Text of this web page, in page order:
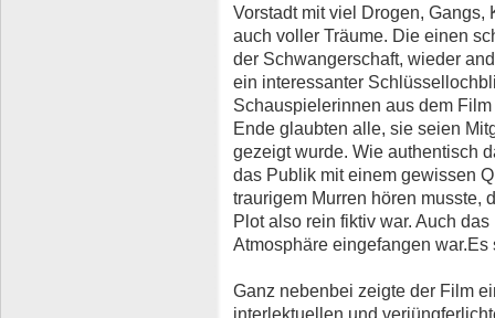
Vorstadt mit viel Drogen,
auch voller Träume. Die einen
der Schwangerschaft, wieder
ein interessanter
Schauspielerinnen aus dem
Ende glaubten alle, sie seien
gezeigt wurde. Wie authentisch
das Publik mit einem gewissen
traurigem Murren hören musste,
Plot also rein fiktiv war. Auch
Atmosphäre eingefangen war.Es
Ganz nebenbei zeigte der Film
interlektuellen und